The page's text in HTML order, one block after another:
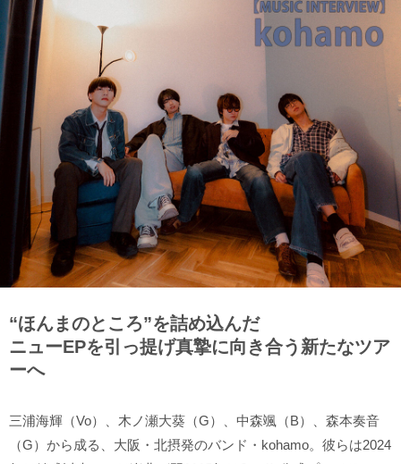
“ほんまのところ”を詰め込んだ
ニューEPを引っ提げ真摯に向き合う新たなツア
ーへ
三浦海輝（Vo）、木ノ瀬大葵（G）、中森颯（B）、森本奏音
（G）から成る、大阪・北摂発のバンド・kohamo。彼らは2024